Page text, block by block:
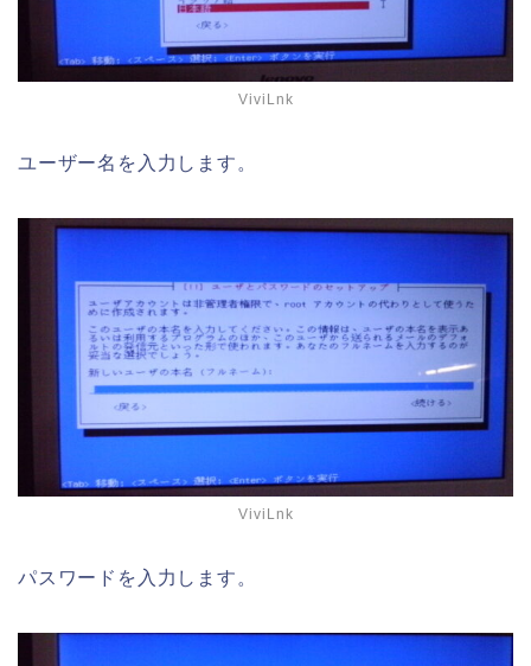
ViviLnk
ユーザー名を入力します。
ViviLnk
パスワードを入力します。